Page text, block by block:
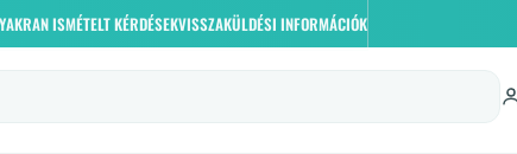
ISMÉTELT KÉRDÉSEKVISSZAKÜLDÉSI INFORMÁCIÓK